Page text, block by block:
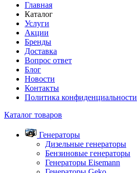
Главная
Каталог
Услуги
Акции
Бренды
Доставка
Вопрос ответ
Блог
Новости
Контакты
Политика конфиденциальности
Каталог товаров
Генераторы
Дизельные генераторы
Бензиновые генераторы
Генераторы Eisemann